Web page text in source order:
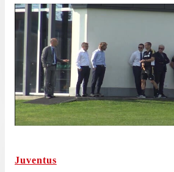
Juventus